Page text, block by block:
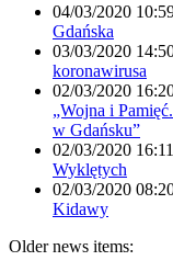
04/03/2020
Gdańska
03/03/2020
koronawirusa
02/03/2020
„Wojna i
w Gdańsku”
02/03/2020 16:11
Wyklętych
02/03/2020
Kidawy
Older news items: